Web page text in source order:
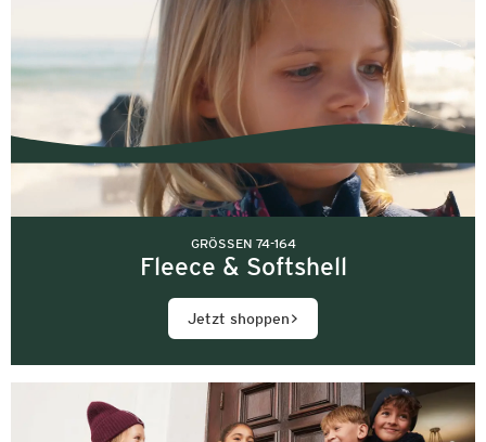
GRÖSSEN 74-164
Fleece & Softshell
Jetzt shoppen